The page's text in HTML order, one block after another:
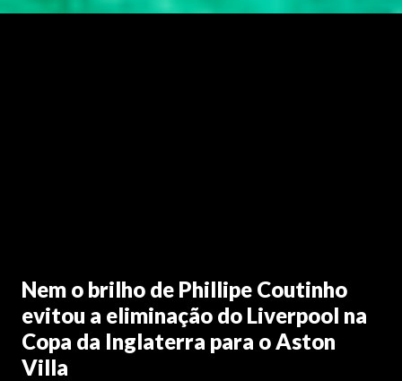
Nem o brilho de Phillipe Coutinho
evitou a eliminação do Liverpool na
Copa da Inglaterra para o Aston
Villa